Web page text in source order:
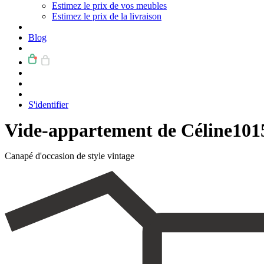
Estimez le prix de vos meubles
Estimez le prix de la livraison
Blog
S'identifier
Vide-appartement de Céline
Canapé d'occasion de style vintage